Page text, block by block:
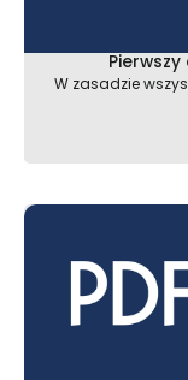
W zasadzie